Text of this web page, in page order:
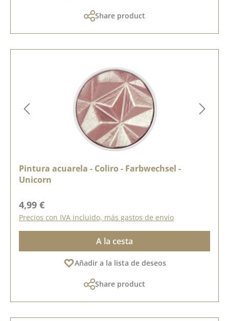
Share product
Pintura acuarela - Coliro - Farbwechsel -
Unicorn
Precio normal:
4,99 €
Precios con IVA incluido, más gastos de envío
A la cesta
Añadir a la lista de deseos
Share product